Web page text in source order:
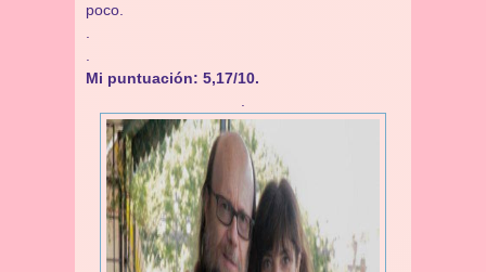
poco.
Mi puntuación: 5,17/10.